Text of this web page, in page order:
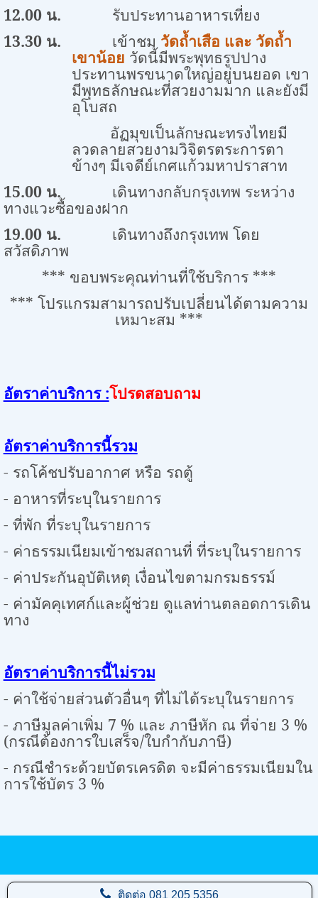
12.00น.
รับประทานอาหารเที่ยง
13.30 น. เข้าชม วัดถ้ำเสือ และ วัดถ้ำ
เขาน้อย วัดนี้มีพระพุทธรูปปาง
ประทานพรขนาดใหญ่อยู่บนยอด เขา
มีพุทธลักษณะที่สวยงามมาก และยังมี
อุโบสถ
อัฏมุขเป็นลักษณะทรงไทยมี
ลวดลายสวยงามวิจิตรตระการตา
ข้างๆ มีเจดีย์เกศแก้วมหาปราสาท
15.00 น. เดินทางกลับกรุงเทพ ระหว่าง
ทางแวะซื้อของฝาก
19.00น. เดินทางถึงกรุงเทพ โดย
สวัสดิภาพ
*** ขอบพระคุณท่านที่ใช้บริการ ***
*** โปรแกรมสามารถปรับเปลี่ยนได้ตามความ
เหมาะสม ***
อัตราค่าบริการ :โปรดสอบถาม
อัตราค่าบริการนี้รวม
- รถโค้ชปรับอากาศ หรือ รถตู้
- อาหารที่ระบุในรายการ
- ที่พัก ที่ระบุในรายการ
- ค่าธรรมเนียมเข้าชมสถานที่ ที่ระบุในรายการ
- ค่าประกันอุบัติเหตุ เงื่อนไขตามกรมธรรม์
- ค่ามัคคุเทศก์และผู้ช่วย ดูแลท่านตลอดการเดิน
ทาง
อัตราค่าบริการนี้ไม่รวม
- ค่าใช้จ่ายส่วนตัวอื่นๆ ที่ไม่ได้ระบุในรายการ
- ภาษีมูลค่าเพิ่ม 7 % และ ภาษีหัก ณ ที่จ่าย 3 %
(กรณีต้องการใบเสร็จ/ใบกำกับภาษี)
- กรณีชำระด้วยบัตรเครดิต จะมีค่าธรรมเนียมใน
การใช้บัตร 3 %
ติดต่อ081 205 5356